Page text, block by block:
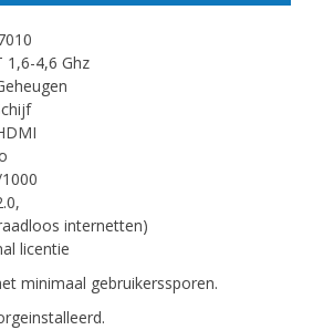
1,6-4,6 Ghz
internetten)
licentie
minimaal gebruikerssporen.